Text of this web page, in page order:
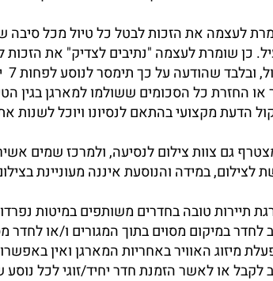
לעצמה את הזכות לבטל כל טיול מכל
כן שומרת לעצמה "נתיבים לצדיק" את
החזרת כל הסכומים ששולמו למארגן בגין
גם צוות צילום לנסיעה, ולמרכז שמים
לצילום, במידה והנוסעת איננה מעוניינת